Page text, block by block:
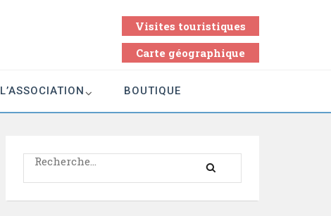
Visites touristiques
Carte géographique
L’ASSOCIATION BOUTIQUE
Rechercher :